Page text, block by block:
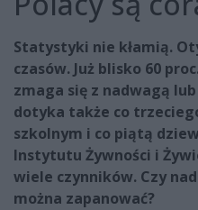
Statystyki nie kłamią.
czasów. Już blisko 60
zmaga się z nadwagą
dotyka także co
szkolnym i co piątą
Instytutu Żywności i
wiele czynników. Czy
można zapanować?